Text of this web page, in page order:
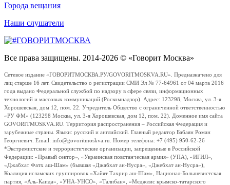
Города вещания
Наши слушатели
Все права защищены. 2014-2026 © «Говорит Москва»
Сетевое издание «ГОВОРИТМОСКВА.РУ/GOVORITMOSKVA.RU». Предназначено для
лиц старше 16 лет. Свидетельство о регистрации СМИ Эл № 77-64961 от 04 марта 2016
года выдано Федеральной службой по надзору в сфере связи, информационных
технологий и массовых коммуникаций (Роскомнадзор). Адрес: 123298, Москва, ул. 3-я
Хорошевская, дом 12, пом. 22. Учредитель Общество с ограниченной ответственностью
«РУ ФМ» (123298 Москва, ул. 3-я Хорошевская, дом 12, пом. 22). Доменное имя сайта
GOVORITMOSKVA.RU. Территория распространения – Российская Федерация и
зарубежные страны. Языки: русский и английский. Главный редактор Бабаян Роман
Георгиевич. Email: info@govoritmoskva.ru. Номер телефона: +7 (495) 950-62-26
*Экстремистские и террористические организации, запрещенные в Российской
Федерации: «Правый сектор», «Украинская повстанческая армия» (УПА), «ИГИЛ»,
«Джабхат Фатх аш-Шам» (бывшая «Джабхат ан-Нусра», «Джебхат ан-Нусра»),
Коалиция исламских группировок «Хайят Тахрир аш-Шам», Национал-Большевистская
партия, «Аль-Каида», «УНА-УНСО», «Талибан», «Меджлис крымско-татарского